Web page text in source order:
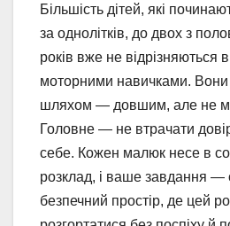
Більшість дітей, які
за однолітків, до двох з
років вже не відрізняються
моторними навичками.
шляхом — довшим, але не
Головне — не втрачати
себе. Кожен малюк несе в
розклад, і ваше завдання —
безпечний простір, де цей